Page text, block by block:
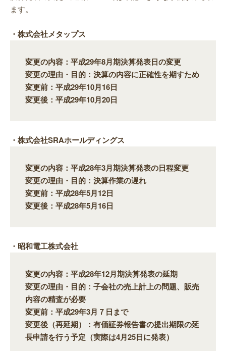
ます。
・株式会社メタップス
変更の内容：平成29年8月期決算発表日の変更
変更の理由・目的：決算の内容に正確性を期すため
変更前：平成29年10月16日
変更後：平成29年10月20日
・株式会社SRAホールディングス
変更の内容：平成28年3月期決算発表の日程変更
変更の理由・目的：決算作業の遅れ
変更前：平成28年5月12日
変更後：平成28年5月16日
・昭和電工株式会社
変更の内容：平成28年12月期決算発表の延期
変更の理由・目的：子会社の売上計上の問題、販売
内容の精査が必要
変更前：平成29年3月７日まで
変更後（再延期）：有価証券報告書の提出期限の延
長申請を行う予定（実際は4月25日に発表）